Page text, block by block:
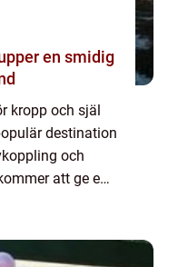
kropp och själ
destination
och
att ge en